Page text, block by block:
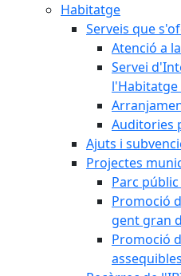
Habitatge
Serveis que
Atenció a
Servei
l'Habitatge
Auditories
Ajuts i
Projectes
Parc
Promoció
gent gran
Promoció
assequibles